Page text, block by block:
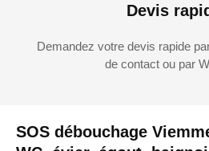
SOS débouchage
Devis
Demandez votre devis rapide
de contact ou par